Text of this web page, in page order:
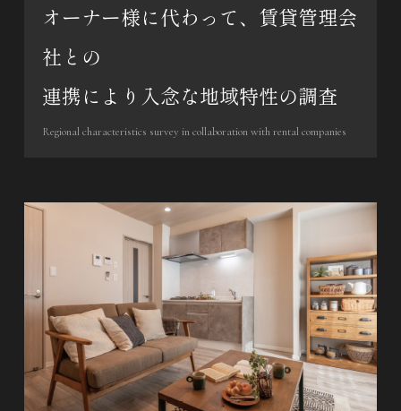
オーナー様に代わって、賃貸管理会
社との
連携により入念な地域特性の調査
Regional characteristics survey in collaboration with rental companies